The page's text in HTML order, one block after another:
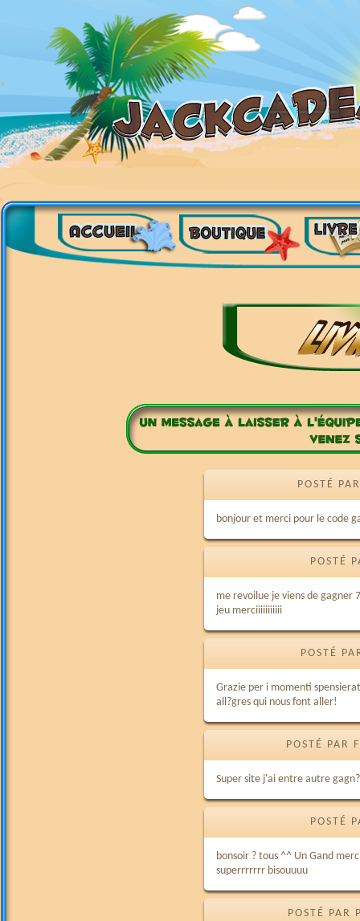
POSTÉ
bonjour et merci pour le code
POSTÉ
me revoilue je viens de gagner
jeu merciiiiiiiiiii
POSTÉ
Grazie per i momenti
all?gres qui nous font aller!
POSTÉ PAR
Super site j'ai entre autre
POSTÉ
bonsoir ? tous ^^ Un Gand
superrrrrrr bisouuuu
POSTÉ